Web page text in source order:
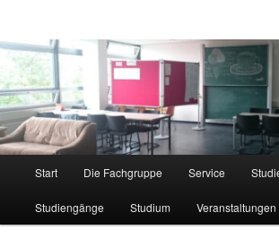
Start Die Fachgruppe Service
Studiengänge Studium Veranstaltungen